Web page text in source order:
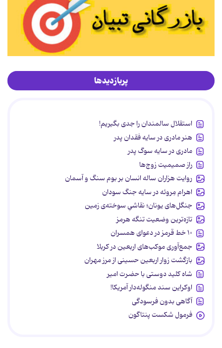
پربازدیدها
استقلال سالمندان را جدی بگیریم!
هنر مادری در سایه‌ فقدان پدر
مادری در سایه سوگ پدر
راز صمیمیت زوج‌ها
روایت هزاران ساله انسان بر بوم سنگ و آسمان
اهرام مِروئه در سایه جنگ سودان
جنگل‌های یونان؛ نقاشیِ سوخته‌ی زمین
تازه‌ترین وضعیت تنگه هرمز
۱۰ خط قرمز در دعوای همسران
جمع‌آوری موکب‌های اربعین در کربلا
بازگشت زوار اربعین حسینی از مرز مهران
شاه کلید دوستی با حضرت امیر
اوکراین سند منگوله‌دار آمریکا!
آگاهی بدون فرسودگی
فرمول شکست پنتاگون